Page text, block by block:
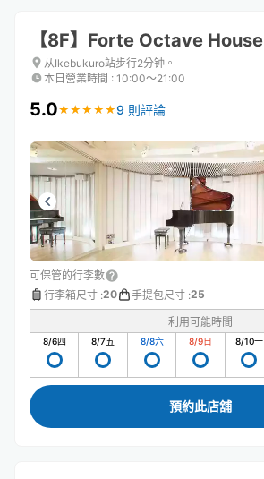
【8F】Forte Octave House
从Ikebukuro站步行2分钟。
本日營業時間 : 10:00〜21:00
5.0★ ★ ★ ★ ★
★ ★ ★ ★ ★9 則評論
可保管的行李數
行李箱尺寸 :20 手提包尺寸 :25
利用可能時間
8/6四 8/7五 8/8六 8/9日 8/10一
預約此店舖